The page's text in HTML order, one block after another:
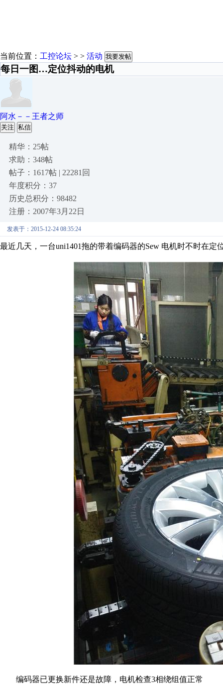
当前位置： 工控论坛 > > 活动 我要发帖
每日一图…定位抖动的电机
阿水－－王者之师
关注 私信
精华：25帖
求助：348帖
帖子：1617帖 | 22281回
年度积分：37
历史总积分：98482
注册：2007年3月22日
发表于：2015-12-24 08:35:24
最近几天，一台uni1401拖的带着编码器的Sew 电机时不时在
编码器已更换新件还是故障，电机检查3相绕组值正常